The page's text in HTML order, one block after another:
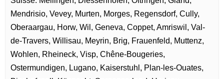
Mendrisio, Vevey, Murten, Morges, Regensdorf, Cully,
Oberaargau, Horw, Wil, Geneva, Coppet, Amriswil, Val-
de-Travers, Willisau, Meyrin, Brig, Frauenfeld, Muttenz,
Wohlen, Rheineck, Visp, Chêne-Bougeries,
Ostermundigen, Lugano, Kaiserstuhl, Plan-les-Ouates,